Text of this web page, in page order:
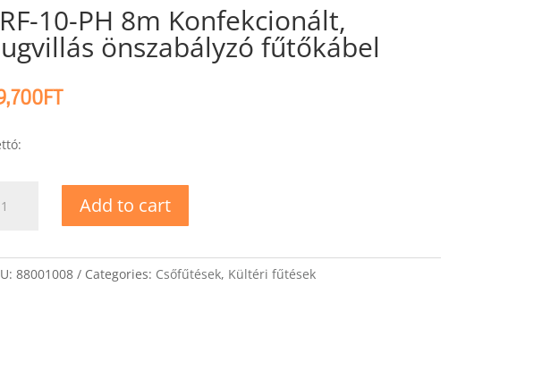
10-PH 8m Konfekcionált,
önszabályzó fűtőkábel
FT
Add to cart
88001008 Categories: Csőfűtések, Kültéri fűtések